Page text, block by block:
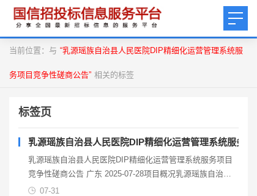
当前位置：与 “乳源瑶族自治县人民医院DIP精细化运营管理系统服
务项目竞争性磋商公告” 相关的标签
标签页
乳源瑶族自治县人民医院DIP精细化运营管理系统服务
乳源瑶族自治县人民医院DIP精细化运营管理系统服务项目
竞争性磋商公告 广东 2025-07-28项目概况乳源瑶族自治县
人民医院DIP精细化运营管理系统服
07-31